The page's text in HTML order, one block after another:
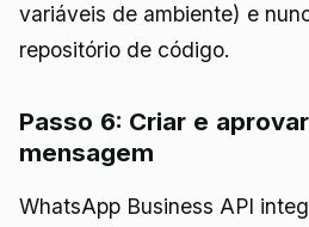
variáveis de ambiente) e
repositório de código.
Passo 6: Criar e
mensagem
WhatsApp Business API